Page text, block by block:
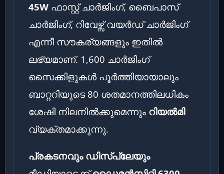
45W ഫാസ്റ്റ് ചാർജിംഗ്, ബൈപാസ്
ചാർജിംഗ്, റിവേഴ്സ് വയർഡ് ചാർജിംഗ്
എന്നീ സൗകര്യങ്ങളും ഇതിൽ
ലഭ്യമാണ്. 1,600 ചാർജിംഗ്
സൈക്കിളുകൾ പൂർത്തിയായാലും
ബാറ്ററിയുടെ 80 ശതമാനത്തിലധികം
ശേഷി നിലനിൽക്കുമെന്നും റിയൽമി
വ്യക്തമാക്കുന്നു.
പ്രകടനവും ഡിസ്‌പ്ലേയും